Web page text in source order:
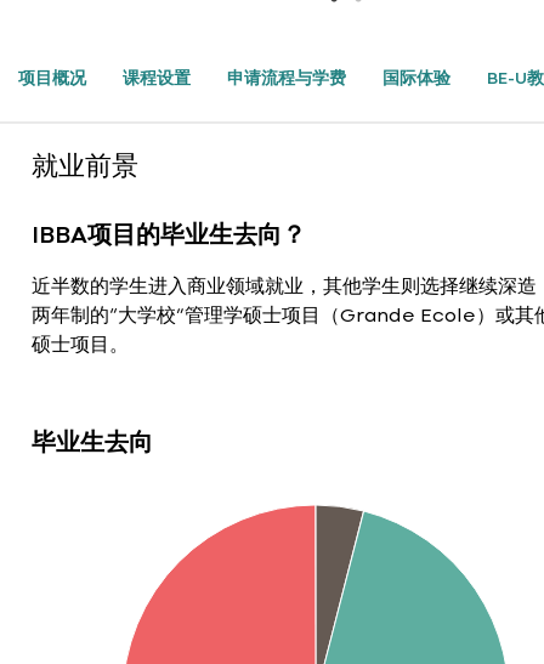
项目概况 课程设置 申请流程与学费 国际体验 BE-U
就业前景
IBBA项目的毕业生去向？
近半数的学生进入商业领域就业，其他学生则选择继续深造
两年制的“大学校”管理学硕士项目（Grande Ecole）或其
硕士项目。
毕业生去向